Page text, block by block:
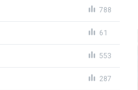
788
61
553
287